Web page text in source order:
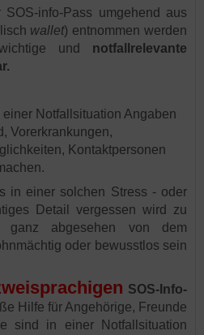
info-Pass umgehend aus
wallet) entnommen werden
und notfallrelevante
Notfallsituation Angaben
Vorerkrankungen,
Kontaktpersonen
in einer solchen Stress - oder
Detail vergessen wird zu
ganz abgesehen von dem
oder bewusstlos sein
SOS-Info-
Hilfe für Angehörige, Freunde
sind in einer Notfallsituation